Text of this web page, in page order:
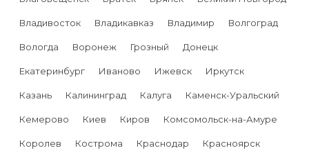
Владивосток Владикавказ Владимир Волгоград
Вологда Воронеж Грозный Донецк
Екатеринбург Иваново Ижевск Иркутск
Казань Калининград Калуга Каменск-Уральский
Кемерово Киев Киров Комсомольск-на-Амуре
Королев Кострома Краснодар Красноярск